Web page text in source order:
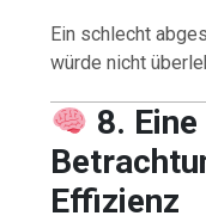
Ein schlecht
würde nicht
8.
Effizienz